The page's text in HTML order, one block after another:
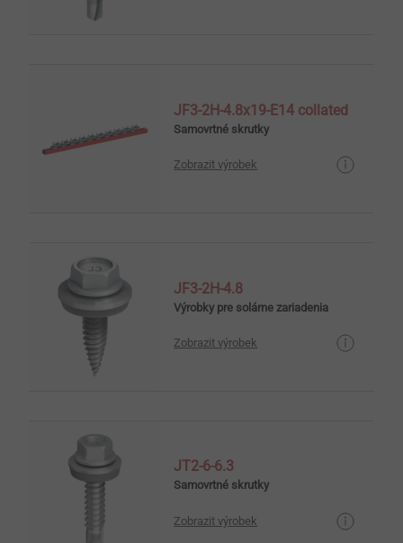
JF3-2H-4.8x19-E14 collated
Samovrtné skrutky
Zobrazit výrobek
JF3-2H-4.8
Výrobky pre solárne zariadenia
Zobrazit výrobek
JT2-6-6.3
Samovrtné skrutky
Zobrazit výrobek